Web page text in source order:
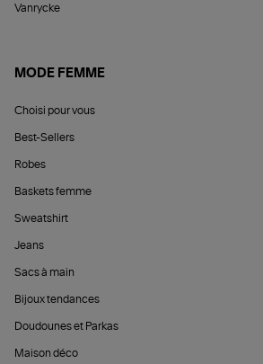
Vanrycke
MODE FEMME
Choisi pour vous
Best-Sellers
Robes
Baskets femme
Sweatshirt
Jeans
Sacs à main
Bijoux tendances
Doudounes et Parkas
Maison déco